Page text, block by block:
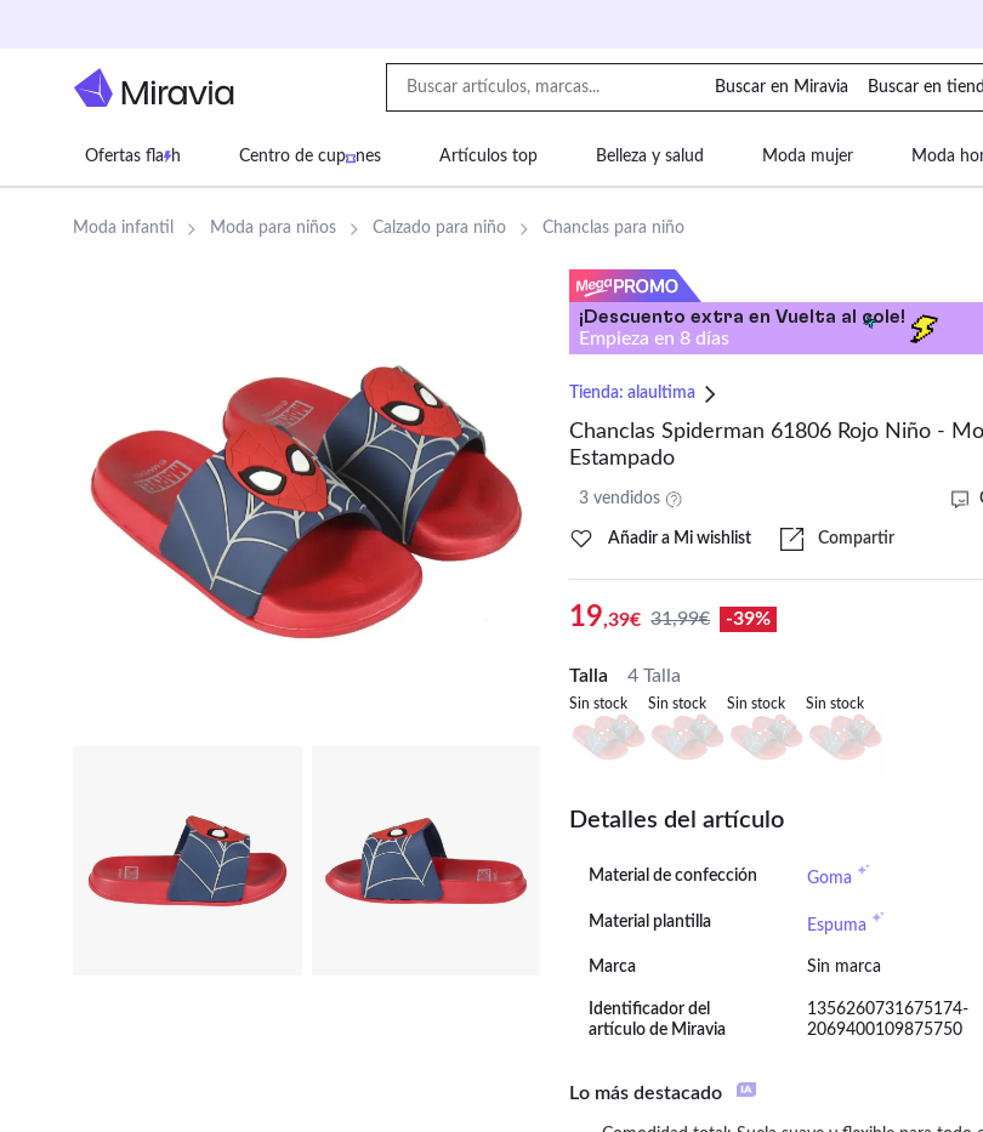
Buscar en Miravia Buscar en
Ofertas fla h Centro de cup nes Artículos top Belleza y salud Moda mujer Moda
Supermercado Juguetes Deportes Equipaje Mascotas
Moda infantil Moda para niños Calzado para niño Chanclas para niño
¡Descuento extra en Vuelta al cole!
Empieza en 8 días
Tienda: alaultima
Chanclas Spiderman 61806 Rojo Niño -
Estampado
3 vendidos
Añadir a Mi wishlist Compartir
19,39€ 31,99€ -39%
Talla 4 Talla
Sin stock Sin stock Sin stock Sin stock
Detalles del artículo
Material de confección Goma
Material plantilla Espuma
Marca Sin marca
Identificador del
artículo de Miravia
1356260731675174-
2069400109875750
Lo más destacado